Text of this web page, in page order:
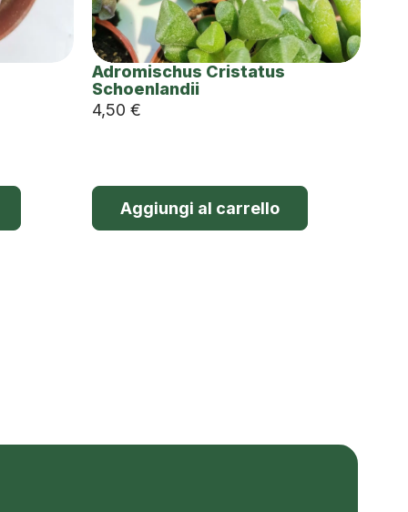
Adromischus Cristatus
Schoenlandii
4,50 €
Aggiungi al carrello